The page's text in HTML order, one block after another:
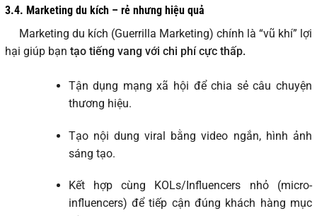
3.4. Marketing du kích – rẻ nhưng hiệu quả
Marketing du kích (Guerrilla Marketing) chính là “vũ khí” lợi
hại giúp bạn tạo tiếng vang với chi phí cực thấp.
Tận dụng mạng xã hội để chia sẻ câu chuyện
thương hiệu.
Tạo nội dung viral bằng video ngắn, hình ảnh
sáng tạo.
Kết hợp cùng KOLs/Influencers nhỏ (micro-
influencers) để tiếp cận đúng khách hàng mục